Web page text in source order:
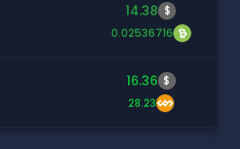
14.38 $
0.02536716
16.36 $
28.23